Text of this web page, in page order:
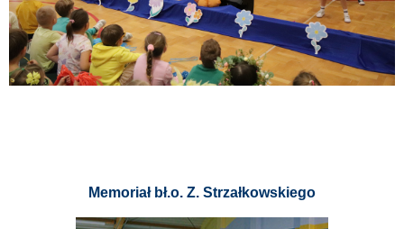
Memoriał bł.o. Z. Strzałkowskiego